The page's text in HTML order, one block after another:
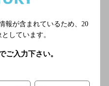
レールタウンライナー
線 千葉駅
ケまねきねこ千葉駅前
オケボックス]
報が含まれているため、 20
しています。
ご入力下さい。